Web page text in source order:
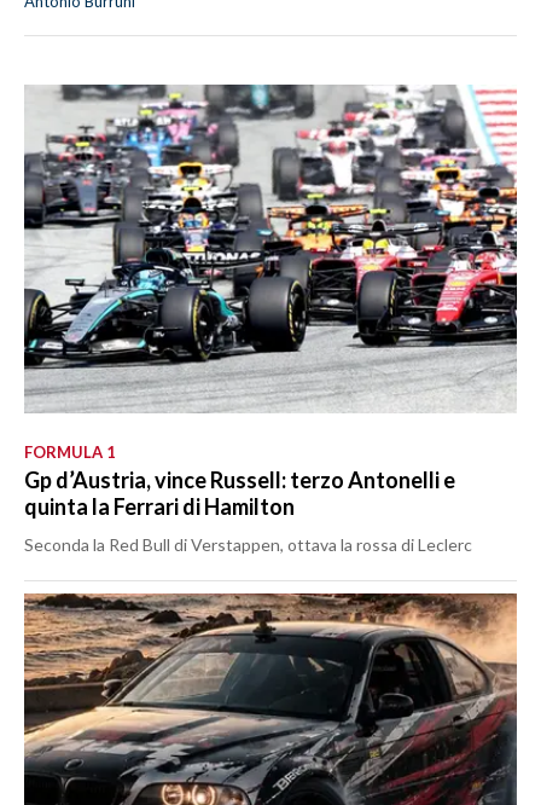
FORMULA 1
Gp d’Austria, vince Russell: terzo Antonelli e
quinta la Ferrari di Hamilton
Seconda la Red Bull di Verstappen, ottava la rossa di Leclerc